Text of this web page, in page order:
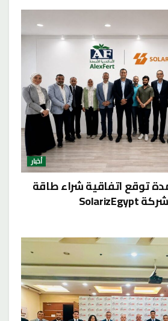
أخبار
توقع اتفاقية شراء طاقة